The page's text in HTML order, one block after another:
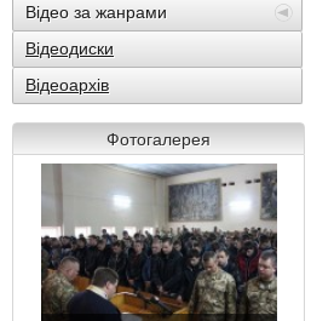
Відео за жанрами
Відеодиски
Відеоархів
Фотогалерея